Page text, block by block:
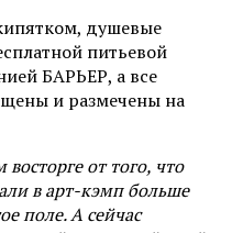
душевые
питьевой
БАРЬЕР, а все
и размечены на
от того, что
в арт-кэмп больше
поле. А сейчас